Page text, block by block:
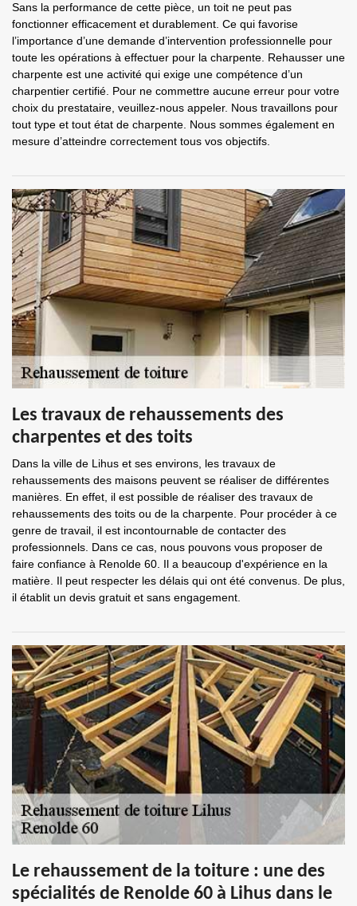
Sans la performance de cette pièce, un toit ne peut pas
fonctionner efficacement et durablement. Ce qui favorise
l’importance d’une demande d’intervention professionnelle pour
toute les opérations à effectuer pour la charpente. Rehausser une
charpente est une activité qui exige une compétence d’un
charpentier certifié. Pour ne commettre aucune erreur pour votre
choix du prestataire, veuillez-nous appeler. Nous travaillons pour
tout type et tout état de charpente. Nous sommes également en
mesure d’atteindre correctement tous vos objectifs.
Les travaux de rehaussements des
charpentes et des toits
Dans la ville de Lihus et ses environs, les travaux de
rehaussements des maisons peuvent se réaliser de différentes
manières. En effet, il est possible de réaliser des travaux de
rehaussements des toits ou de la charpente. Pour procéder à ce
genre de travail, il est incontournable de contacter des
professionnels. Dans ce cas, nous pouvons vous proposer de
faire confiance à Renolde 60. Il a beaucoup d'expérience en la
matière. Il peut respecter les délais qui ont été convenus. De plus,
il établit un devis gratuit et sans engagement.
Le rehaussement de la toiture : une des
spécialités de Renolde 60 à Lihus dans le